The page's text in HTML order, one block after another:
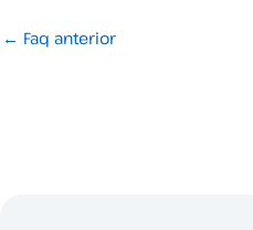
← Faq anterior